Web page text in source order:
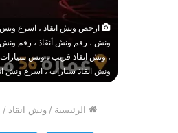
ارخص ونش انقاذ ، اسرع ونش
ونش ، رقم ونش أنقاذ ، رقم
، ونش انقاذ قريب ، ونش
ونش انقاذ سيارات ، اسرع ونش
الرئيسية / ونش انقاذ /